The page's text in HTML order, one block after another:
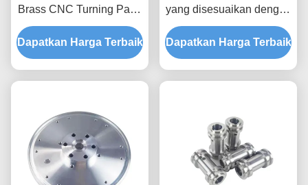
Brass CNC Turning Parts
dengan Layanan
OEM/ODM
Dapatkan Harga Terbaik
yang disesuaikan dengan
7075 T6 Aluminium dan
Toleransi +/- 0.01-
0.005mm untuk Bagian
Dapatkan Harga Terbaik